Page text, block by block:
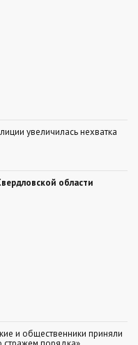
увеличилась нехватка
области
и общественники приняли